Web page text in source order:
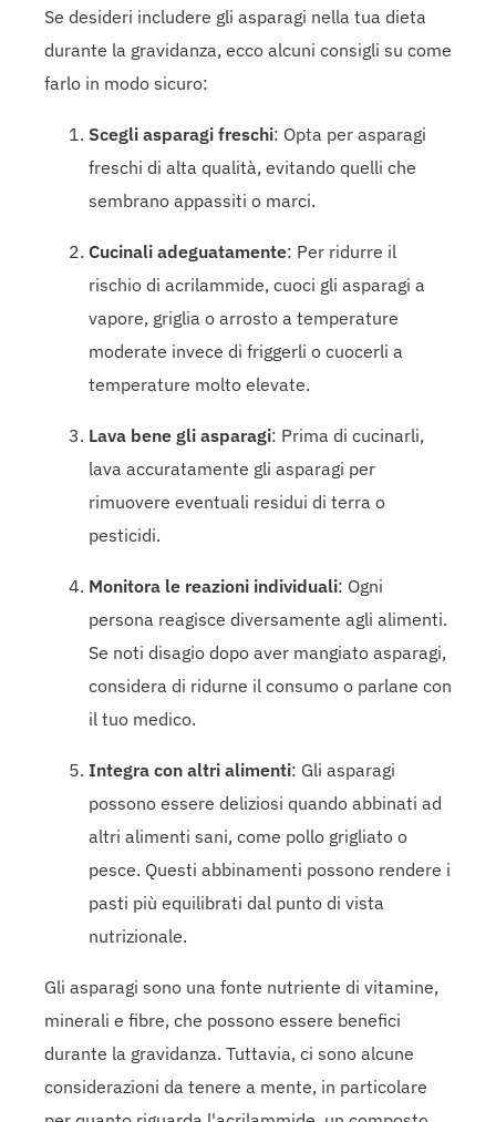
Se desideri includere gli asparagi nella tua dieta
durante la gravidanza, ecco alcuni consigli su come
farlo in modo sicuro:
Scegli asparagi freschi: Opta per asparagi
freschi di alta qualità, evitando quelli che
sembrano appassiti o marci.
Cucinali adeguatamente: Per ridurre il
rischio di acrilammide, cuoci gli asparagi a
vapore, griglia o arrosto a temperature
moderate invece di friggerli o cuocerli a
temperature molto elevate.
Lava bene gli asparagi: Prima di cucinarli,
lava accuratamente gli asparagi per
rimuovere eventuali residui di terra o
pesticidi.
Monitora le reazioni individuali: Ogni
persona reagisce diversamente agli alimenti.
Se noti disagio dopo aver mangiato asparagi,
considera di ridurne il consumo o parlane con
il tuo medico.
Integra con altri alimenti: Gli asparagi
possono essere deliziosi quando abbinati ad
altri alimenti sani, come pollo grigliato o
pesce. Questi abbinamenti possono rendere i
pasti più equilibrati dal punto di vista
nutrizionale.
Gli asparagi sono una fonte nutriente di vitamine,
minerali e fibre, che possono essere benefici
durante la gravidanza. Tuttavia, ci sono alcune
considerazioni da tenere a mente, in particolare